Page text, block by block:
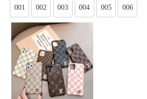
001 002 003 004 005 006